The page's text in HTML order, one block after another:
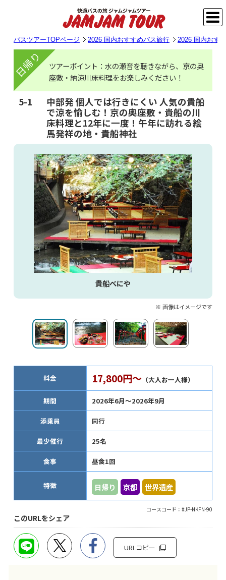
バスツアーTOPページ 2026 国内おすすめバス旅行 2026 国内おす
ツアーポイント：水の瀬音を聴きながら、京の奥
座敷・納涼川床料理をお楽しみください！
日帰り
5-1
中部発 個人では行きにくい 人気の貴船
で涼を愉しむ！京の奥座敷・貴船の川
床料理と12年に一度！午年に訪れる絵
馬発祥の地・貴船神社
貴船べにや
※ 画像はイメージです
料金 17,800円～ （大人お一人様）
期間 2026年6月～2026年9月
添乗員 同行
最少催行 25名
食事 昼食1回
特徴 日帰り 京都 世界遺産
コースコード：#JP-NKFN-90
このURLをシェア
URLコピー